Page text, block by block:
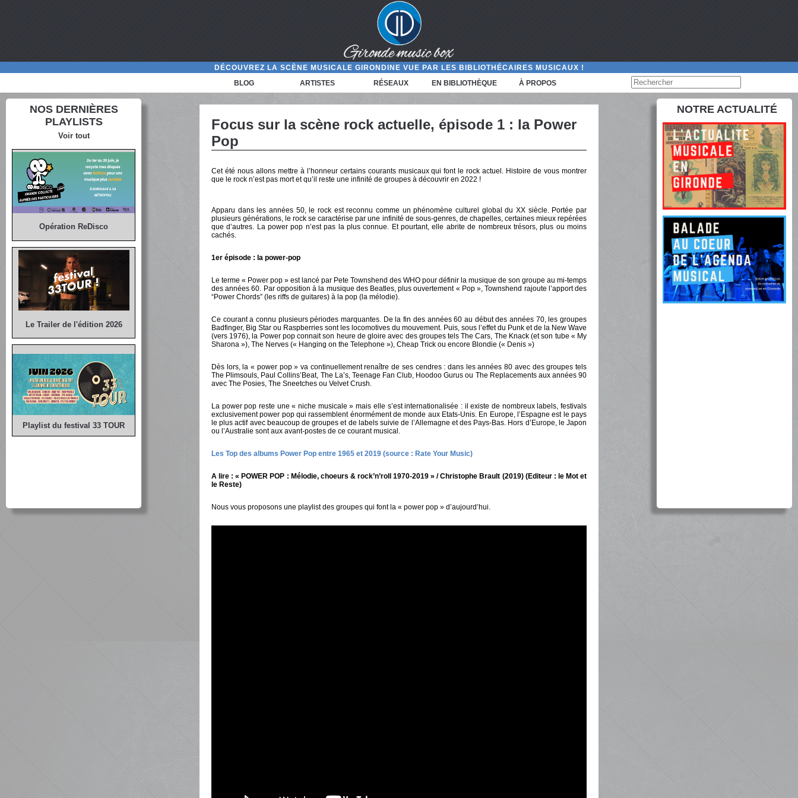
DÉCOUVREZ LA SCÈNE MUSICALE GIRONDINE VUE PAR LES BIBLIOTHÉCAIRES MUSICAUX !
BLOG
ARTISTES RÉSEAUX EN BIBLIOTHÈQUE À PROPOS
NOS DERNIÈRES
PLAYLISTS
Voir tout
Opération ReDisco
Le Trailer de l'édition 2026
Playlist du festival 33 TOUR
Focus sur la scène rock actuelle, épisode 1 : la Power
Pop
Cet été nous allons mettre à l’honneur certains courants musicaux qui font le rock actuel. Histoire de vous montrer
que le rock n’est pas mort et qu’il reste une infinité de groupes à découvrir en 2022 !
Apparu dans les années 50, le rock est reconnu comme un phénomène culturel global du XX siècle. Portée par
plusieurs générations, le rock se caractérise par une infinité de sous-genres, de chapelles, certaines mieux repérées
que d’autres. La power pop n’est pas la plus connue. Et pourtant, elle abrite de nombreux trésors, plus ou moins
cachés.
1er épisode : la power-pop
Le terme « Power pop » est lancé par Pete Townshend des WHO pour définir la musique de son groupe au mi-temps
des années 60. Par opposition à la musique des Beatles, plus ouvertement « Pop », Townshend rajoute l’apport des
“Power Chords” (les riffs de guitares) à la pop (la mélodie).
Ce courant a connu plusieurs périodes marquantes. De la fin des années 60 au début des années 70, les groupes
Badfinger, Big Star ou Raspberries sont les locomotives du mouvement. Puis, sous l’effet du Punk et de la New Wave
(vers 1976), la Power pop connait son heure de gloire avec des groupes tels The Cars, The Knack (et son tube « My
Sharona »), The Nerves (« Hanging on the Telephone »), Cheap Trick ou encore Blondie (« Denis »)
Dès lors, la « power pop » va continuellement renaître de ses cendres : dans les années 80 avec des groupes tels
The Plimsouls, Paul Collins’Beat, The La’s, Teenage Fan Club, Hoodoo Gurus ou The Replacements aux années 90
avec The Posies, The Sneetches ou Velvet Crush.
La power pop reste une « niche musicale » mais elle s’est internationalisée : il existe de nombreux labels, festivals
exclusivement power pop qui rassemblent énormément de monde aux Etats-Unis. En Europe, l’Espagne est le pays
le plus actif avec beaucoup de groupes et de labels suivie de l’Allemagne et des Pays-Bas. Hors d’Europe, le Japon
ou l’Australie sont aux avant-postes de ce courant musical.
Les Top des albums Power Pop entre 1965 et 2019 (source : Rate Your Music)
A lire : « POWER POP : Mélodie, choeurs & rock’n’roll 1970-2019 » / Christophe Brault (2019) (Editeur : le Mot et
le Reste)
Nous vous proposons une playlist des groupes qui font la « power pop » d’aujourd’hui.
NOTRE ACTUALITÉ